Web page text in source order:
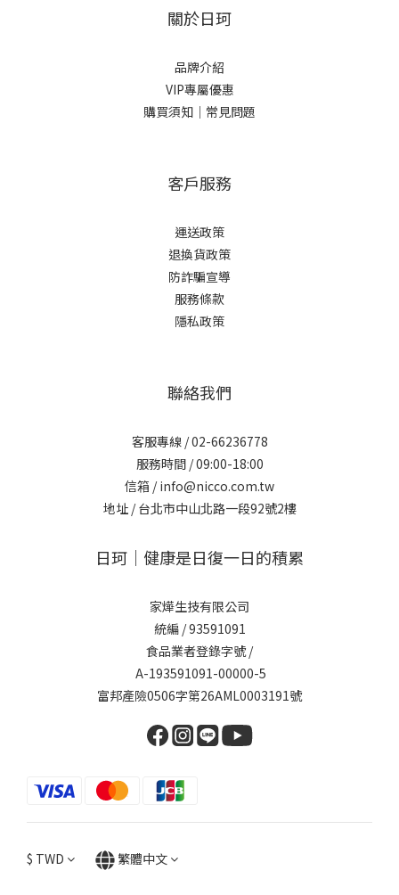
關於日珂
品牌介紹
VIP專屬優惠
購買須知｜常見問題
客戶服務
運送政策
退換貨政策
防詐騙宣導
服務條款
隱私政策
聯絡我們
客服專線 /02-66236778
服務時間 / 09:00-18:00
信箱 /info@nicco.com.tw
地址 /台北市中山北路一段92號2樓
日珂｜健康是日復一日的積累
家燁生技有限公司
統編 / 93591091
食品業者登錄字號 /
A-193591091-00000-5
富邦產險0506字第26AML0003191號
$ TWD 繁體中文